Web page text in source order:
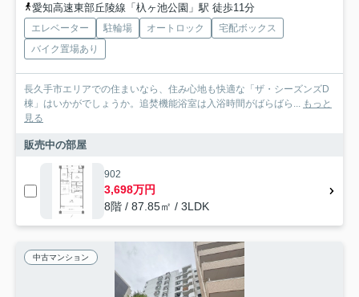
愛知高速東部丘陵線「杁ヶ池公園」駅 徒歩11分
エレベーター 駐輪場 オートロック
宅配ボックス
バイク置場あり
長久手市エリアでの住まいなら、住み心地も快適な「ザ・シーズンズD
棟」はいかがでしょうか。追焚機能浴室は入浴時間がばらばら... もっと
見る
販売中の部屋
902
3,698万円
8階 / 87.85㎡ / 3LDK
中古マンション